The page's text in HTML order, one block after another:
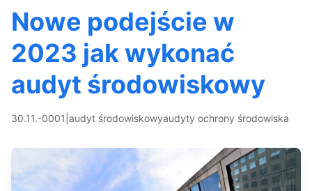
Nowe podejście w
2023 jak wykonać
audyt środowiskowy
30.11.-0001 audyt środowiskowyaudyty ochrony środowiska